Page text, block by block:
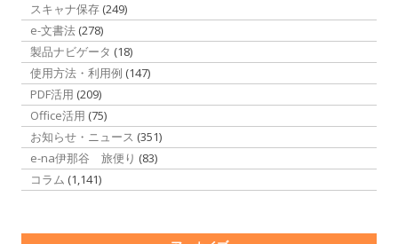
スキャナ保存 (249)
e-文書法 (278)
製品ナビゲータ (18)
使用方法・利用例 (147)
PDF活用 (209)
Office活用 (75)
お知らせ・ニュース (351)
e-na伊那谷 旅便り (83)
コラム (1,141)